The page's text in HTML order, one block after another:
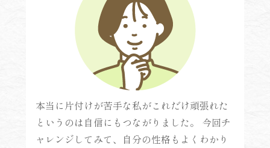
本当に片付けが苦手な私がこれだけ頑張れた
というのは自信にもつながりました。 今回チ
ャレンジしてみて、自分の性格もよくわかり